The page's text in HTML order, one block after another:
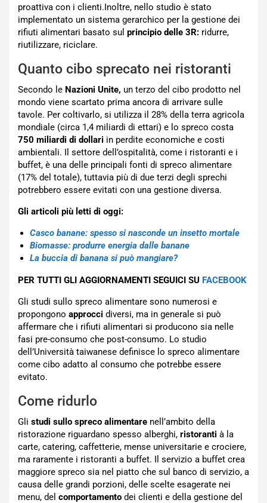
proattiva con i clienti.Inoltre, nello studio è stato
implementato un sistema gerarchico per la gestione dei
rifiuti alimentari basato sul principio delle 3R: ridurre,
riutilizzare, riciclare.
Quanto cibo sprecato nei ristoranti
Secondo le Nazioni Unite, un terzo del cibo prodotto nel
mondo viene scartato prima ancora di arrivare sulle
tavole. Per coltivarlo, si utilizza il 28% della terra agricola
mondiale (circa 1,4 miliardi di ettari) e lo spreco costa
750 miliardi di dollari in perdite economiche e costi
ambientali. Il settore dell’ospitalità, come i ristoranti e i
buffet, è una delle principali fonti di spreco alimentare
(17% del totale), tuttavia più di due terzi degli sprechi
potrebbero essere evitati con una gestione diversa.
Gli articoli più letti di oggi:
Casco banane: spesso si nasconde un insetto mortale
Biomasse: produrre energia dalle banane
La buccia di banana si può mangiare?
PER TUTTI GLI AGGIORNAMENTI SEGUICI SU FACEBOOK
Gli studi sullo spreco alimentare sono numerosi e
propongono approcci diversi, ma in generale si può
affermare che i rifiuti alimentari si producono sia nelle
fasi pre-consumo che post-consumo. Lo studio
dell’Università taiwanese definisce lo spreco alimentare
come cibo adatto al consumo che potrebbe essere
evitato.
Come ridurlo
Gli studi sullo spreco alimentare nell’ambito della
ristorazione riguardano spesso alberghi, ristoranti à la
carte, catering, caffetterie, mense universitarie e crociere,
ma raramente i ristoranti a buffet. Il servizio a buffet crea
maggiore spreco sia nel piatto che sul banco di servizio, a
causa delle grandi porzioni, delle scelte esagerate nei
menu, del comportamento dei clienti e della gestione del